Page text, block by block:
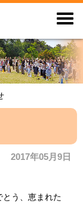

2017年05月9日
う、恵まれた